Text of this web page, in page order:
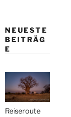
NEUESTE
BEITRÄG
E
Reiseroute